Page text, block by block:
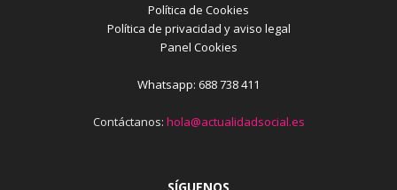
Política de Cookies
Política de privacidad y aviso legal
Panel Cookies
Whatsapp: 688 738 411
Contáctanos: hola@actualidadsocial.es
SÍGUENOS